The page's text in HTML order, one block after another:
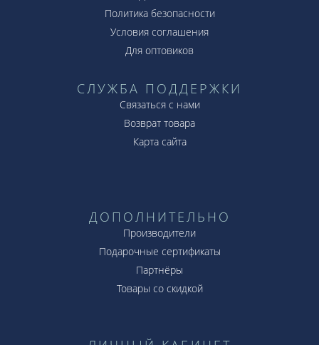
Политика безопасности
Условия соглашения
Для оптовиков
СЛУЖБА ПОДДЕРЖКИ
Связаться с нами
Возврат товара
Карта сайта
ДОПОЛНИТЕЛЬНО
Производители
Подарочные сертификаты
Партнёры
Товары со скидкой